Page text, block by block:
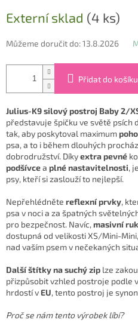
cena:
Externí sklad (4 ks)
Můžeme doručit do:13.8.2026
Přidat do košíku
Julius-K9 silový postroj Baby 2/
představuje špičku ve světě psích
tak, aby poskytoval maximum
psa, a to i během dlouhých
dobrodružství. Díkyextra pevné
podšívcea plné nastavitelnosti,
psy, kteří si zaslouží to nejlepší.
Nepřehlédněte reflexní prvky,
psa v noci a za špatných
pro bezpečnost. Navíc, masivní
dostupná od velikosti XS/Mini-
nad vaším psem v nečekaných
Další štítky na suchý zip lze
přizpůsobit vzhled postroje podle
hrdostí v EU, tento postroj je
Proč se nám tento výrobek líbí?